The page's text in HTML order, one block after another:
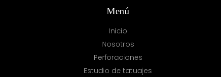
Menú
Inicio
Nosotros
Perforaciones
Estudio de tatuajes